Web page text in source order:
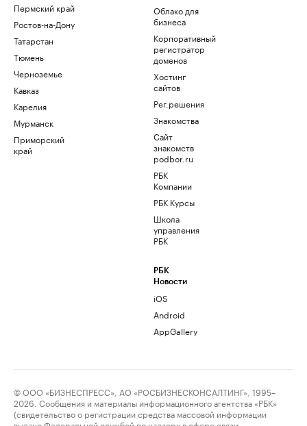
Пермский край
Ростов-на-Дону
Татарстан
Тюмень
Черноземье
Кавказ
Карелия
Мурманск
Приморский
край
Облако для
бизнеса
Корпоративный
регистратор
доменов
Хостинг
сайтов
Рег.решения
Знакомства
Сайт
знакомств
podbor.ru
РБК
Компании
РБК Курсы
Школа
управления
РБК
РБК
Новости
iOS
Android
AppGallery
© ООО «БИЗНЕСПРЕСС», АО «РОСБИЗНЕСКОНСАЛТИНГ», 1995–
2026. Сообщения и материалы информационного агентства «РБК»
(свидетельство о регистрации средства массовой информации